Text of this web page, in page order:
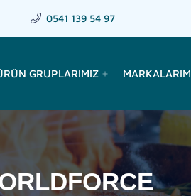
0541 139 54 97
GRUPLARIMIZ add